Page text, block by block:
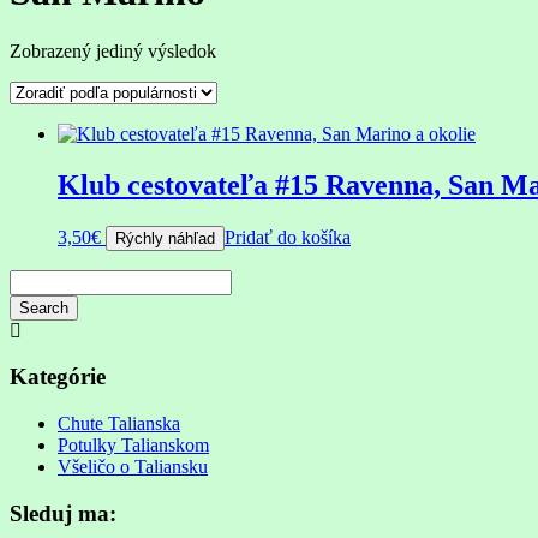
Zobrazený jediný výsledok
Klub cestovateľa #15 Ravenna, San
3,50€ Rýchly náhľad Pridať do košíka
Search
in
progress
Kategórie
Chute Talianska
Potulky Talianskom
Všeličo o Taliansku
Sleduj ma: